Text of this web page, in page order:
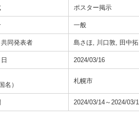
ポスター掲示
一般
同発表者 島さほ, 川口敦, 田中
2024/03/16
名）
札幌市
2024/03/14～2024/03/